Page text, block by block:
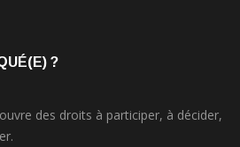
?
des droits à participer, à décider,